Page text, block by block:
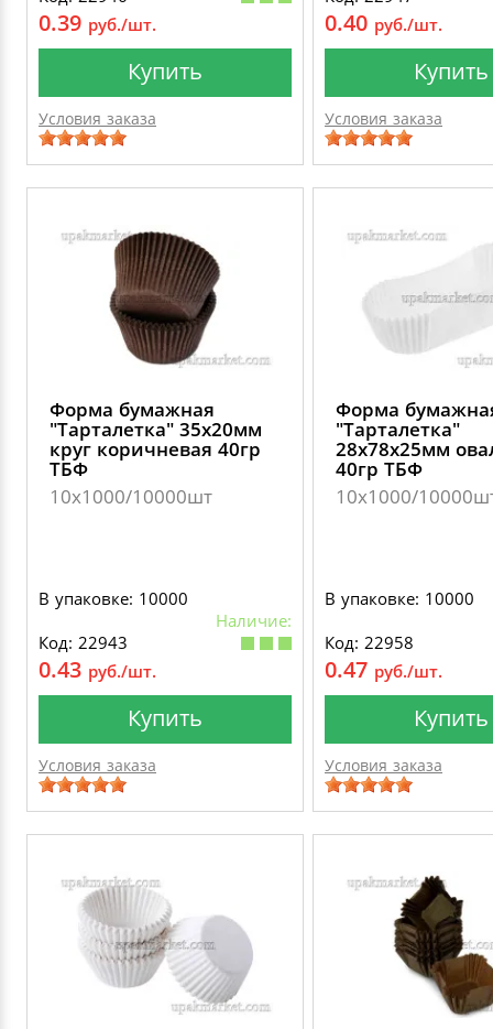
0.39 руб./шт.
Купить
Условия заказа
0.40 руб./шт.
Купить
Условия заказа
Форма бумажная
"Тарталетка" 35х20мм
круг коричневая 40гр
ТБФ
10х1000/10000шт
В упаковке: 10000
Наличие:
Код: 22943
0.43 руб./шт.
Купить
Условия заказа
Форма
"Тарталетка"
28х78х25мм
40гр ТБФ
10х1000/
В упаковке: 10000
Код: 22958
0.47 руб./шт.
Купить
Условия заказа